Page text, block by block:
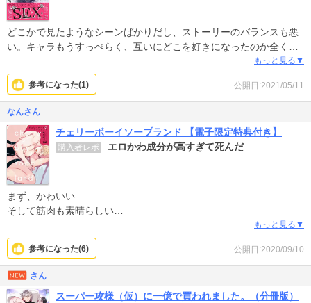
どこかで見たようなシーンばかりだし、ストーリーのバランスも悪
い。キャラもうすっぺらく、互いにどこを好きになったのか全くの
謎。ゆえにきゅんとできないし感情も全くついてこない。そもそも
妖精は気い使いで全然やりたい放題やってない。なんでこの題名付
けた？？
もっと見る▼
公開日:2021/05/11
参考になった(1)
なんさん
チェリーボーイソープランド 【電子限定特典付き】
購入者レポ エロかわ成分が高すぎて死んだ
まず、かわいい
そして筋肉も素晴らしい
コメディ要素もありつつ、惹かれ合う2人がステキです。
キュン死に必須に思います。
もっと見る▼
公開日:2020/09/10
参考になった(6)
さん
スーパー攻様（仮）に一億で買われました。（分冊版）